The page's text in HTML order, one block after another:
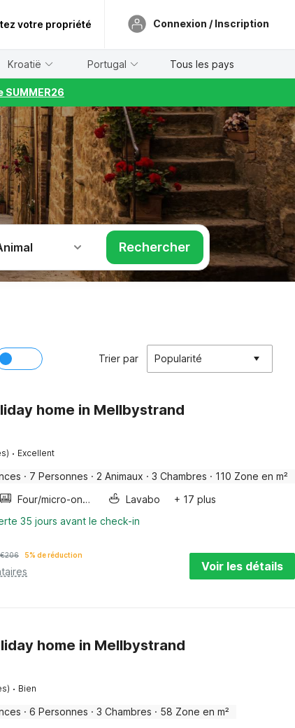
votre propriété Connexion / Inscription
Kroatië Portugal Tous les pays
Rechercher
Trier par Popularité
home in Mellbystrand
· Excellent
· 7 Personnes · 2 Animaux · 3 Chambres · 110 Zone en m²
Four/micro-onde combinés Lavabo
+ 17 plus
35 jours avant le check-in
€206 5% de réduction
Voir les détails
home in Mellbystrand
· Bien
· 6 Personnes · 3 Chambres · 58 Zone en m²